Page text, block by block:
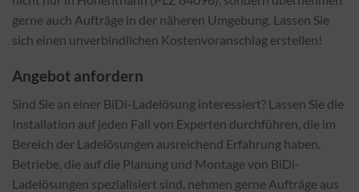
gerne auch Aufträge in der näheren Umgebung. Lassen Sie
sich einen unverbindlichen Kostenvoranschlag erstellen!
Angebot anfordern
Sind Sie an einer BiDi-Ladelösung interessiert? Lassen Sie die
Installation auf jeden Fall von Experten durchführen, die im
Bereich der Ladelösungen ausreichend Erfahrung haben.
Betriebe, die auf die Planung und Montage von BiDi-
Ladelösungen spezialisiert sind, nehmen gerne Aufträge aus